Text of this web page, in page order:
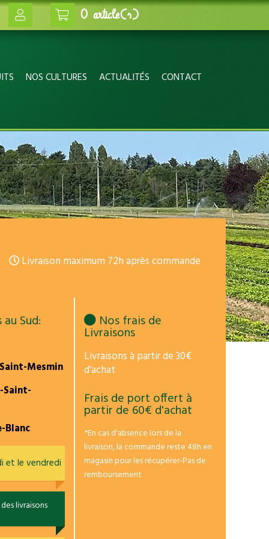
0 article(s)
NOS CULTURES ACTUALITÉS CONTACT
Livraison maximum 72h après commande
Sud:
Mesmin
Saint-
Blanc
et le vendredi
livraisons
Nos frais de
Livraisons
Livraisons à partir de 30€
d'achat
Frais de port offert à
partir de 60€ d'achat
*En cas d'absence lors de la
livraison, la commande reste 48h en
magasin pour les récupérer-Pas de
remboursement